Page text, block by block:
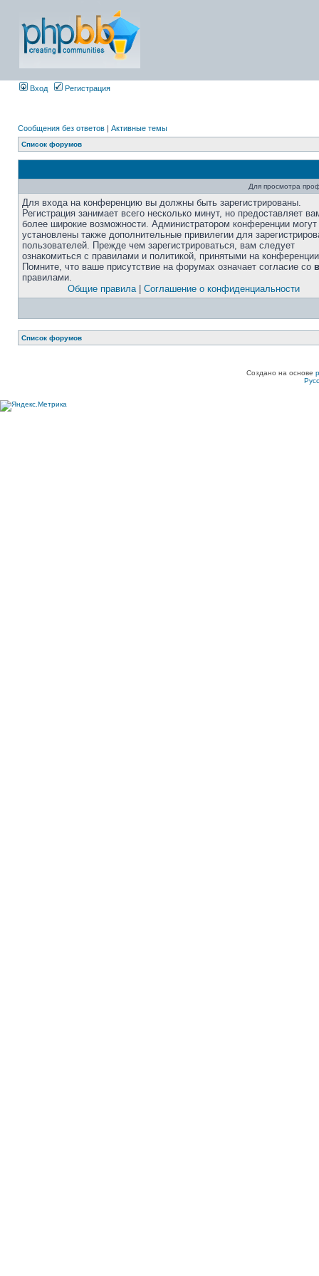
Вход Регистрация
Сообщения без ответов | Активные темы
Список форумов
Для просмотра
Для входа на конференцию вы должны быть зарегистрированы.
Регистрация занимает всего несколько минут, но предоставляет
более широкие возможности. Администратором конференции
установлены также дополнительные привилегии для
пользователей. Прежде чем зарегистрироваться, вам следует
ознакомиться с правилами и политикой, принятыми на
Помните, что ваше присутствие на форумах означает согласие со
правилами.
Общие правила| Соглашение о конфиденциальности
Список форумов
Создано на основе